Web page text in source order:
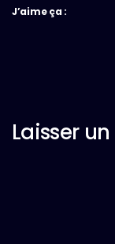
J’aime ça :
Laisser